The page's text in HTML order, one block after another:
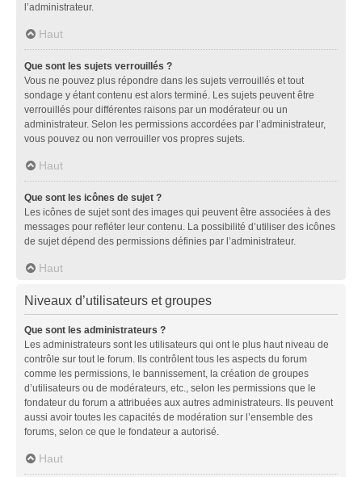
l’administrateur.
Haut
Que sont les sujets verrouillés ?
Vous ne pouvez plus répondre dans les sujets verrouillés et tout
sondage y étant contenu est alors terminé. Les sujets peuvent être
verrouillés pour différentes raisons par un modérateur ou un
administrateur. Selon les permissions accordées par l’administrateur,
vous pouvez ou non verrouiller vos propres sujets.
Haut
Que sont les icônes de sujet ?
Les icônes de sujet sont des images qui peuvent être associées à des
messages pour refléter leur contenu. La possibilité d’utiliser des icônes
de sujet dépend des permissions définies par l’administrateur.
Haut
Niveaux d’utilisateurs et groupes
Que sont les administrateurs ?
Les administrateurs sont les utilisateurs qui ont le plus haut niveau de
contrôle sur tout le forum. Ils contrôlent tous les aspects du forum
comme les permissions, le bannissement, la création de groupes
d’utilisateurs ou de modérateurs, etc., selon les permissions que le
fondateur du forum a attribuées aux autres administrateurs. Ils peuvent
aussi avoir toutes les capacités de modération sur l’ensemble des
forums, selon ce que le fondateur a autorisé.
Haut